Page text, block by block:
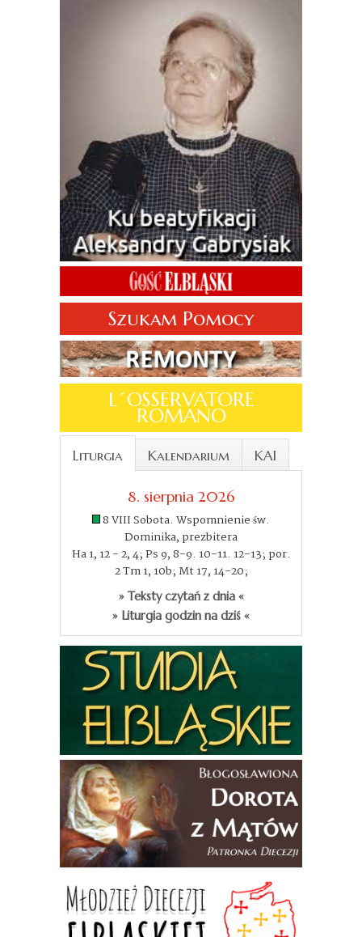
Szukam Pomocy
L´OSSERVATORE
ROMANO
Liturgia Kalendarium KAI
8. sierpnia 2026
8 VIII Sobota. Wspomnienie św.
Dominika, prezbitera
Ha 1, 12 - 2, 4; Ps 9, 8-9. 10-11. 12-13; por.
2 Tm 1, 10b; Mt 17, 14-20;
» Teksty czytań z dnia «
» Liturgia godzin na dziś «